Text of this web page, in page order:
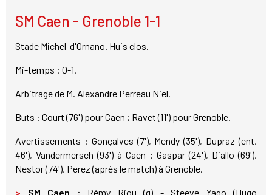
SM Caen - Grenoble 1-1
Stade Michel-d'Ornano. Huis clos.
Mi-temps : 0-1.
Arbitrage de M. Alexandre Perreau Niel.
Buts : Court (76') pour Caen ; Ravet (11') pour Grenoble.
Avertissements : Gonçalves (7'), Mendy (35'), Dupraz (ent,
46'), Vandermersch (93') à Caen ; Gaspar (24'), Diallo (69'),
Nestor (74'), Perez (après le match) à Grenoble.
> SM Caen : Rémy Riou (g) - Steeve Yago (Hugo